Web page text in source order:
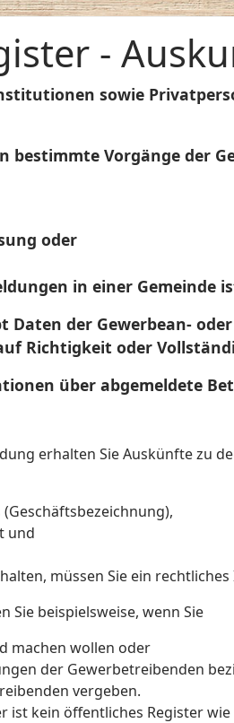
-
sowie
bestimmte Vorgänge der
oder
in einer Gemeinde
Daten der Gewerbean-
Richtigkeit oder
über abgemeldete
erhalten Sie Auskünfte zu
und
müssen Sie ein
Sie beispielsweise, wenn Sie
machen wollen oder
der Gewerbetreibenden
vergeben.
ist kein öffentliches Register